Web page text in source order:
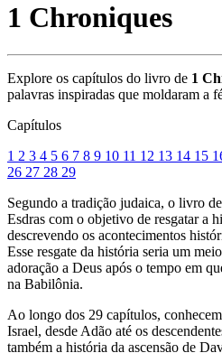
1 Chroniques
Explore os capítulos do livro de 1
palavras inspiradas que moldaram a
Capítulos
1 2 3 4 5 6 7 8 9 10 11 12 13 14 15
26 27 28 29
Segundo a tradição judaica, o livro
Esdras com o objetivo de resgatar a
descrevendo os acontecimentos
Esse resgate da história seria um
adoração a Deus após o tempo em
na Babilônia.
Ao longo dos 29 capítulos,
Israel, desde Adão até os
também a história da ascensão de